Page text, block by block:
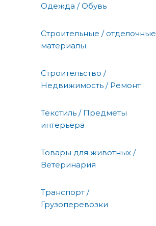
Одежда / Обувь
Строительные / отделочные
материалы
Строительство /
Недвижимость / Ремонт
Текстиль / Предметы
интерьера
Товары для животных /
Ветеринария
Транспорт /
Грузоперевозки